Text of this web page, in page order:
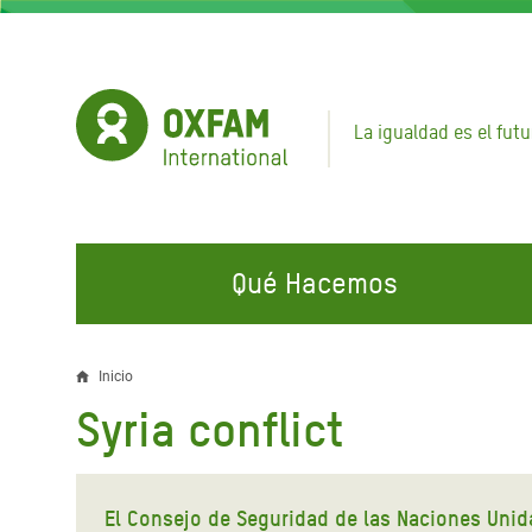
Pasar
La igualdad es el
Qué Hacemos
EN QUÉ TRABAJAMOS
Agua y Servicios de
Saneamiento
ÚNETE A NUESTRAS CAMPAÑAS
Climate Justice
Hands Off Our Spaces
Únete a Nuestra Comunidad para
enlaces
Inicio
Syria conflict
El Consejo de Seguridad de las Naciones